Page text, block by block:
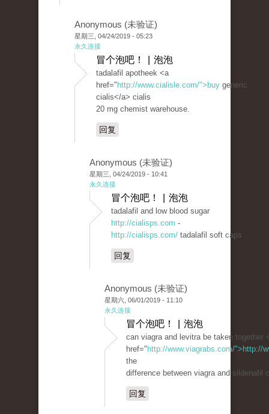
Anonymous (未验证)
星期三, 04/24/2019 - 05:23
永久连接
冒个泡吧！ | 泡泡
tadalafil apotheek <a
href=" http://www.cialisle.com/">buy generic
cialis</a> cialis
20 mg chemist warehouse.
回复
Anonymous (未验证)
星期三, 04/24/2019 - 10:41
永久连接
冒个泡吧！ | 泡泡
tadalafil and low blood sugar
http://cialisps.com -
http://cialisps.com/ tadalafil soft caps
回复
Anonymous (未验证)
星期六, 06/01/2019 - 11:10
永久连接
冒个泡吧！ | 泡泡
can viagra and levitra be taken together
href=" http://www.viagrabs.com/">http://
the
difference between viagra and sildenafil
回复